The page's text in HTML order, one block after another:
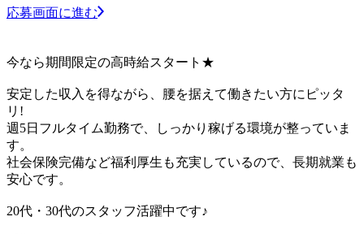
応募画面に進む
今なら期間限定の高時給スタート★
安定した収入を得ながら、腰を据えて働きたい方にピッタ
リ!
週5日フルタイム勤務で、しっかり稼げる環境が整っていま
す。
社会保険完備など福利厚生も充実しているので、長期就業も
安心です。
20代・30代のスタッフ活躍中です♪